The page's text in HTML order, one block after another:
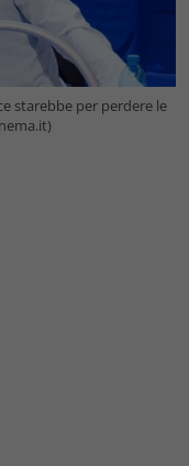
starebbe per perdere le